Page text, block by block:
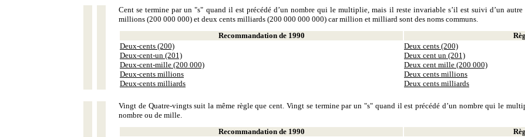
Cent se termine par un "s" quand il est précédé d’un nombre qui le multiplie, mais il reste invariable s’il est suivi d’un
millions (200 000 000) et deux cents milliards (200 000 000 000) car million et milliard sont des noms communs.
Recommandation de 1990
Deux-cents (200)
Deux-cent-un (201)
Deux-cent-mille (200 000)
Deux-cents millions
Deux-cents milliards
Deux cents (200)
Deux cent un (201)
Deux cent mille (200 000)
Deux cents millions
Deux cents milliards
Vingt de Quatre-vingts suit la même règle que cent. Vingt se termine par un "s" quand il est précédé d’un nombre qui le
nombre ou de mille.
Recommandation de 1990